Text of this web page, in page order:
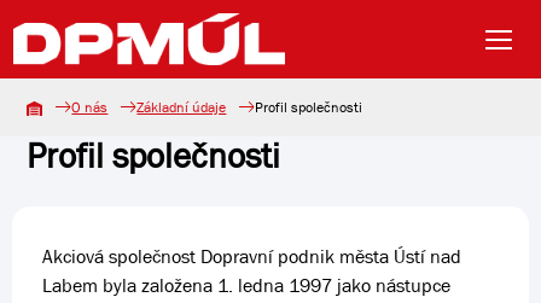
O nás Základní údaje Profil společnosti
Profil společnosti
Akciová společnost Dopravní podnik města Ústí nad
Labem byla založena 1. ledna 1997 jako nástupce